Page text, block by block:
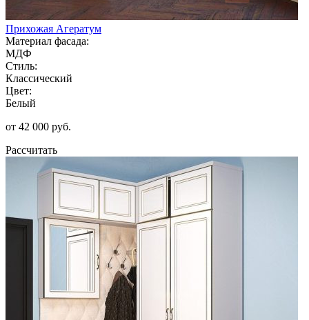
Прихожая Агератум
Материал фасада:
МДФ
Стиль:
Классический
Цвет:
Белый
от 42 000 руб.
Рассчитать